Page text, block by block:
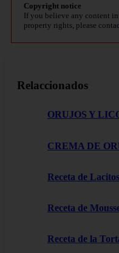
Copyright notice
If you believe any content
property rights, please
Relaccionados
ORUJOS Y
CREMA DE
Receta de
Receta de
Receta de la